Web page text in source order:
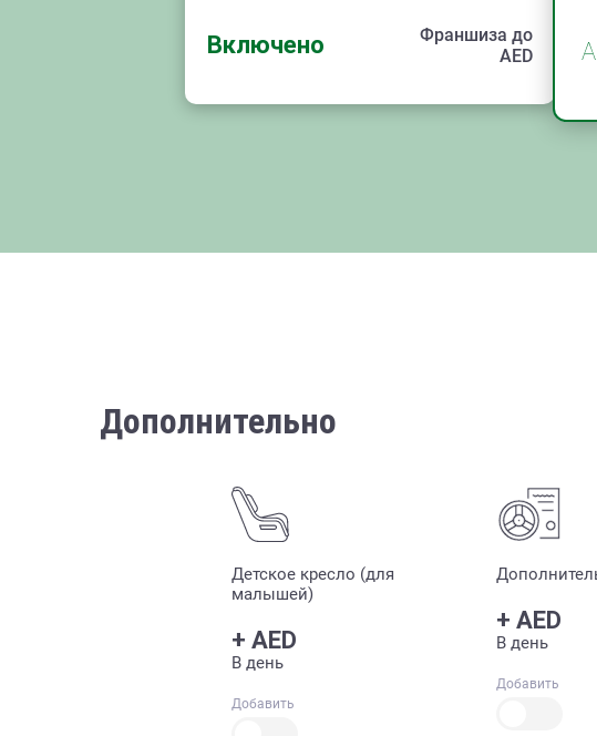
Включено
Франшиза до
AED
Дополнительно
Детское кресло (для
малышей)
+ AED
В день
Добавить
+ AED
В день
Добавить